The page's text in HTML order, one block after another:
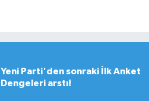
Yeni Parti'den sonraki İlk Anket
Dengeleri arstı!